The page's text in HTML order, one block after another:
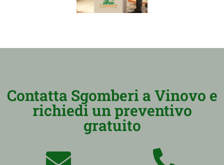
Contatta Sgomberi a Vinovo e
richiedi un preventivo
gratuito